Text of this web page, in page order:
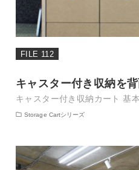
FILE 112
キャスター付き収納を
キャスター付き収納カート 基
Storage Cartシリーズ